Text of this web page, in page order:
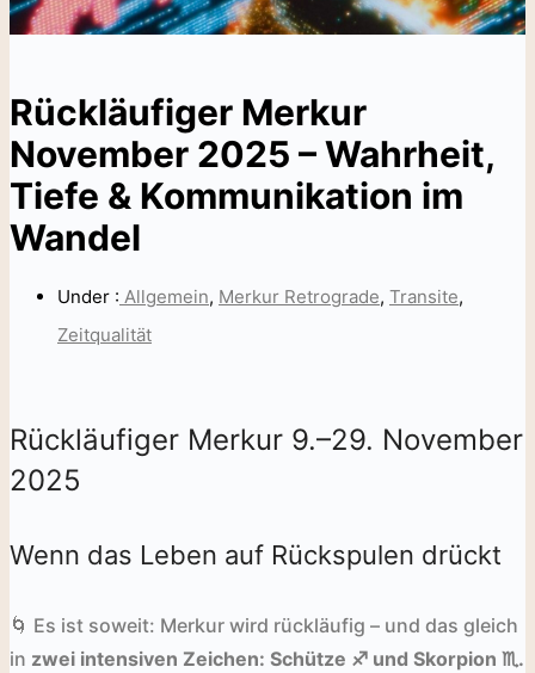
Rückläufiger Merkur
November 2025 – Wahrheit,
Tiefe & Kommunikation im
Wandel
Under : Allgemein, Merkur Retrograde, Transite,
Zeitqualität
Rückläufiger Merkur 9.–29. November
2025
Wenn das Leben auf Rückspulen drückt
🌀 Es ist soweit: Merkur wird rückläufig – und das gleich
in zwei intensiven Zeichen: Schütze ♐️ und Skorpion ♏️.